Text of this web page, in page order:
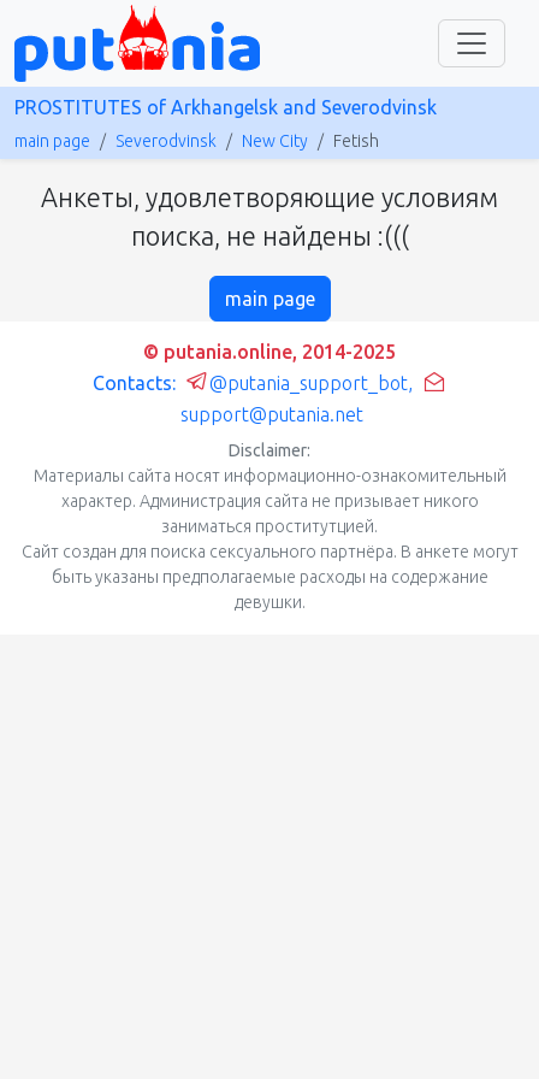
PROSTITUTES of Arkhangelsk and Severodvinsk
main page Severodvinsk New City Fetish
Анкеты, удовлетворяющие условиям
поиска, не найдены :(((
main page
© putania.online, 2014-2025
Contacts:
@putania_support_bot,
support@putania.net
Disclaimer:
Материалы сайта носят информационно-ознакомительный
характер. Администрация сайта не призывает никого
заниматься проститутцией.
Сайт создан для поиска сексуального партнёра. В анкете могут
быть указаны предполагаемые расходы на содержание
девушки.